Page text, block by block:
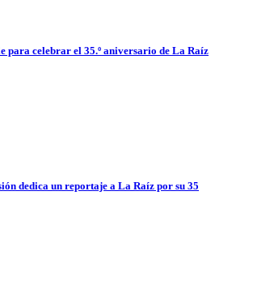
para celebrar el 35.º aniversario de La Raíz
dedica un reportaje a La Raíz por su 35